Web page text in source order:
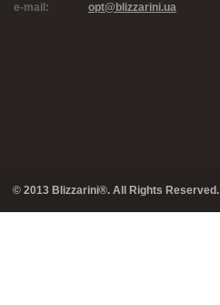
e-mail: opt@blizzarini.ua
© 2013 Blizzarini®. All Rights Reserved.